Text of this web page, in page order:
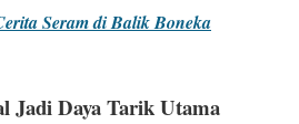
Seram di Balik Boneka
Jadi Daya Tarik Utama